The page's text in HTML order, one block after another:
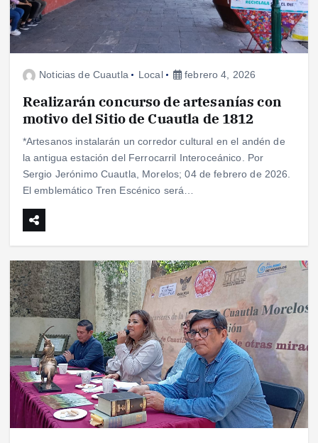
Noticias de Cuautla Local febrero 4, 2026
Realizarán concurso de artesanías con
motivo del Sitio de Cuautla de 1812
*Artesanos instalarán un corredor cultural en el andén de
la antigua estación del Ferrocarril Interoceánico. Por
Sergio Jerónimo Cuautla, Morelos; 04 de febrero de 2026.
El emblemático Tren Escénico será…